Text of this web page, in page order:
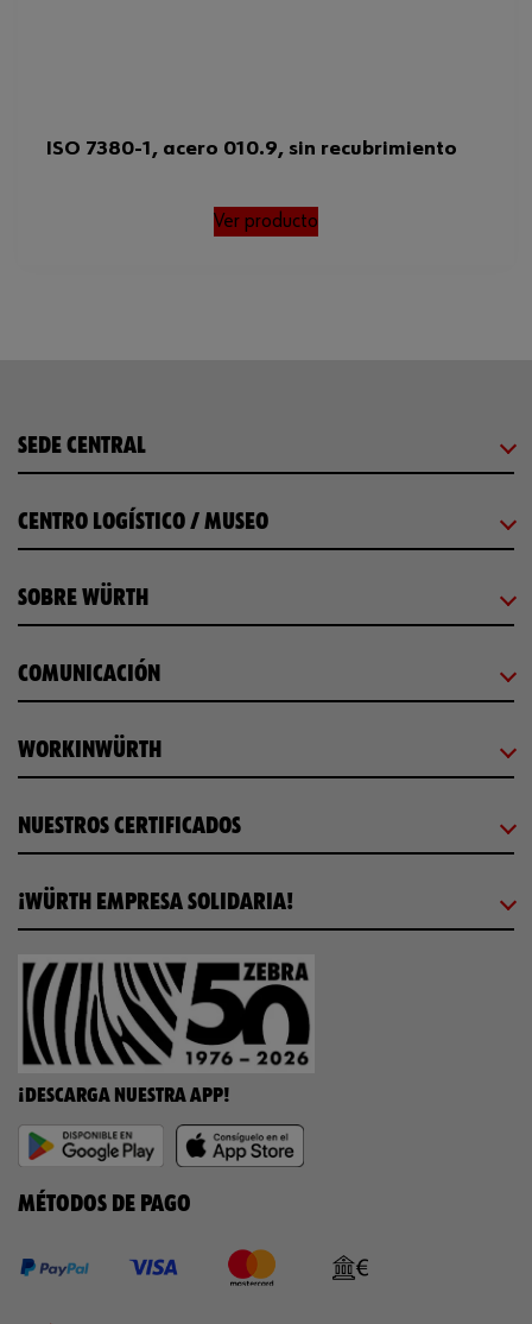
ISO 7380-1, acero 010.9, sin recubrimiento
Ver producto
SEDE CENTRAL
CENTRO LOGÍSTICO / MUSEO
SOBRE WÜRTH
COMUNICACIÓN
WORKINWÜRTH
NUESTROS CERTIFICADOS
¡WÜRTH EMPRESA SOLIDARIA!
¡DESCARGA NUESTRA APP!
MÉTODOS DE PAGO